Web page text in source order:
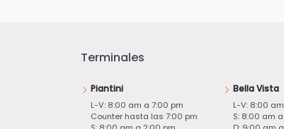
Terminales
Piantini
L-V: 8:00 am a 7:00 pm
Counter hasta las 7:00 pm
Bella Vista
L-V: 8:00
S: 8:00 am